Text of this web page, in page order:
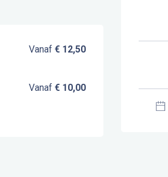
Vanaf€ 12,50
Vanaf€ 10,00